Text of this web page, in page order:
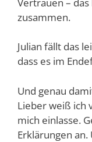
zusammen.
Julian fällt das
dass es im
Und genau
Lieber weiß ich
mich einlasse.
Erklärungen